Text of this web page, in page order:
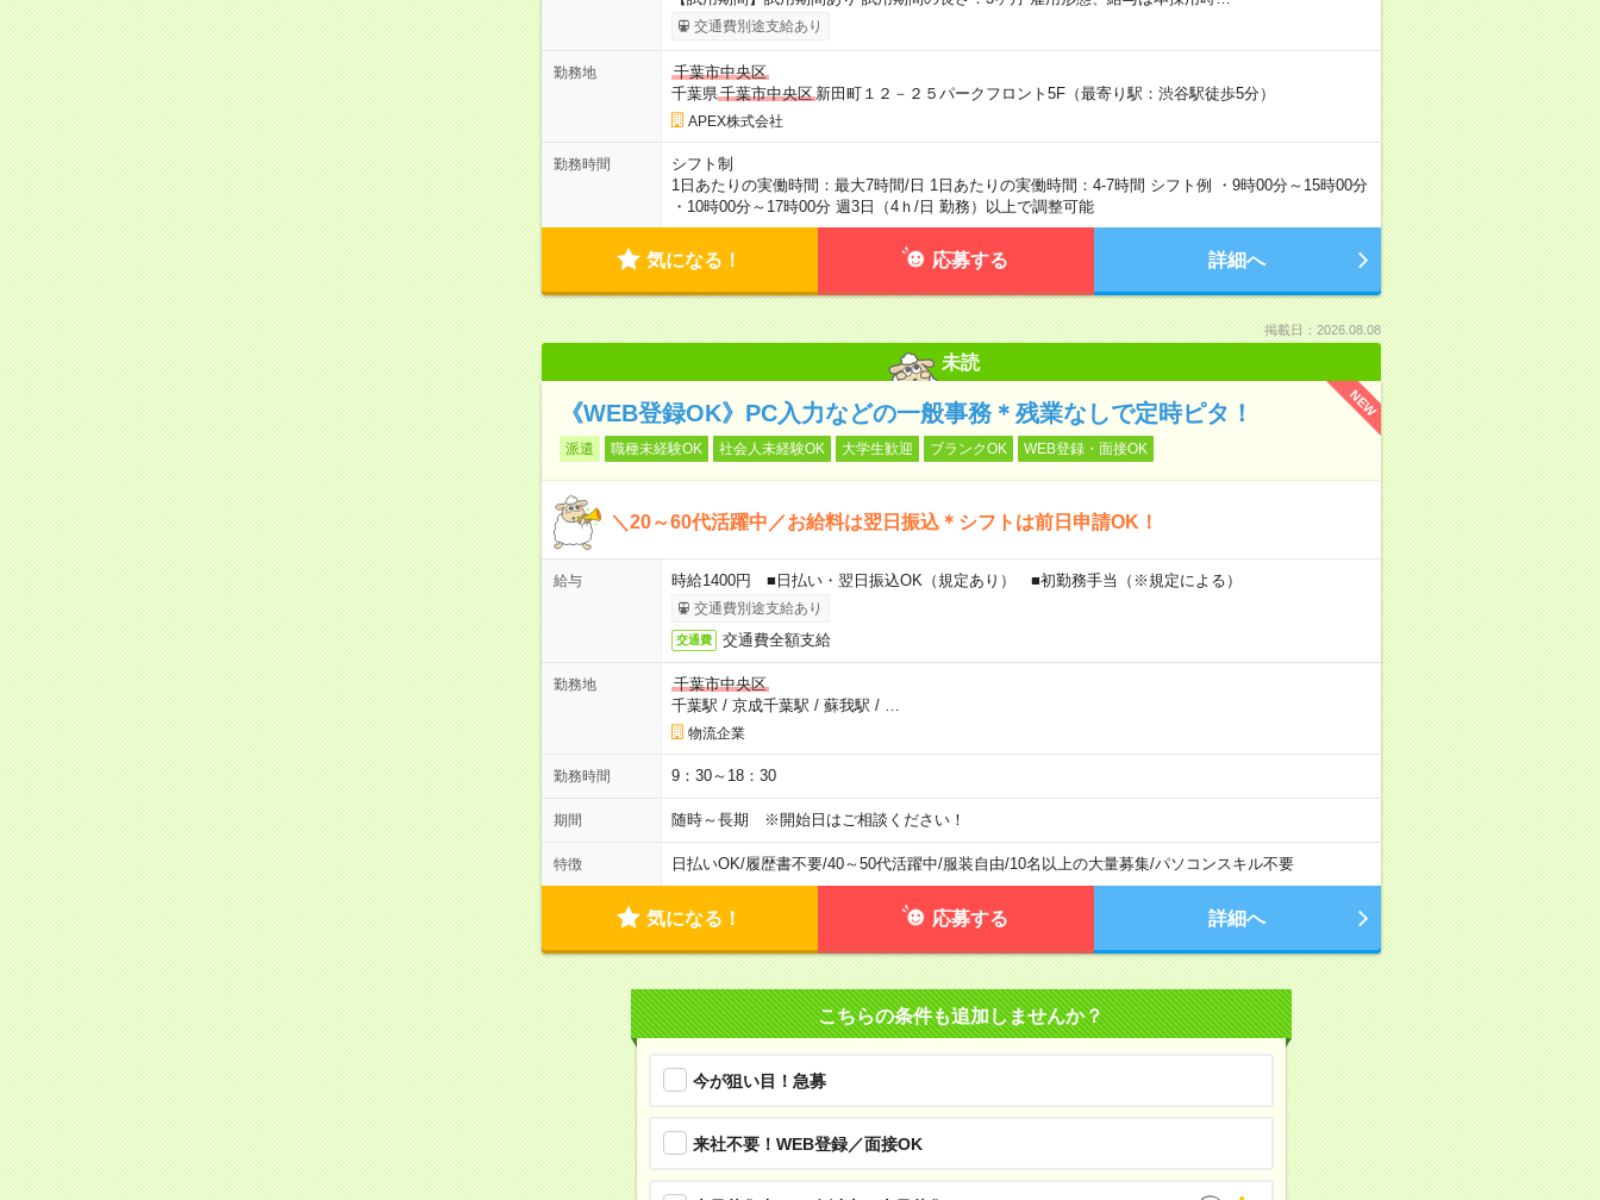
交通費別途支給あり
勤務地
千葉市中央区
千葉県千葉市中央区新田町１２－２５パークフロント5F（最寄り駅：渋谷駅徒歩5分）
APEX株式会社
勤務時間
シフト制
1日あたりの実働時間：最大7時間/日 1日あたりの実働時間：4-7時間 シフト例 ・9時00分～15時00分
・10時00分～17時00分 週3日（4ｈ/日 勤務）以上で調整可能
気になる！ 応募する 詳細へ
掲載日：2026.08.08
未読
NEW
《WEB登録OK》PC入力などの一般事務＊残業なしで定時ピタ！
派遣 職種未経験OK 社会人未経験OK 大学生歓迎 ブランクOK WEB登録・面接OK
＼20～60代活躍中／お給料は翌日振込＊シフトは前日申請OK！
給与 時給1400円 ■日払い・翌日振込OK（規定あり） ■初勤務手当（※規定による）
交通費別途支給あり
交通費 交通費全額支給
勤務地
千葉市中央区
千葉駅 / 京成千葉駅 / 蘇我駅 /
物流企業
勤務時間 9：30～18：30
期間 随時～長期 ※開始日はご相談ください！
特徴 日払いOK/履歴書不要/40～50代活躍中/服装自由/10名以上の大量募集/パソコンスキル不要
気になる！ 応募する 詳細へ
こちらの条件も追加しませんか？
今が狙い目！急募
来社不要！WEB登録／面接OK